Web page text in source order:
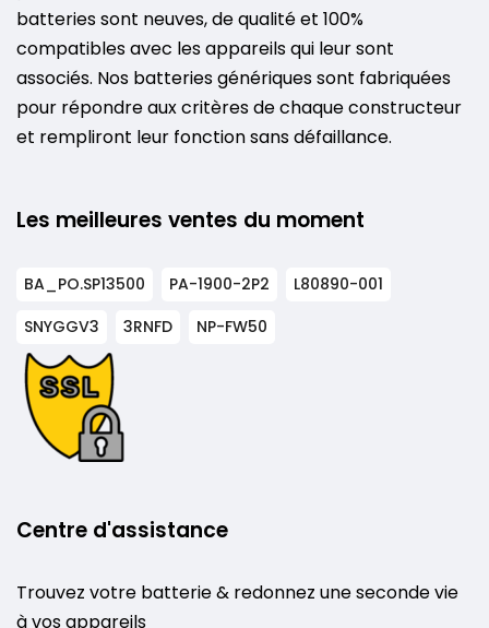
batteries sont neuves, de qualité et 100%
compatibles avec les appareils qui leur sont
associés. Nos batteries génériques sont fabriquées
pour répondre aux critères de chaque constructeur
et rempliront leur fonction sans défaillance.
Les meilleures ventes du moment
BA_PO.SP13500 PA-1900-2P2
L80890-001
SNYGGV3
3RNFD NP-FW50
Centre d'assistance
Trouvez votre batterie & redonnez une seconde vie
à vos appareils